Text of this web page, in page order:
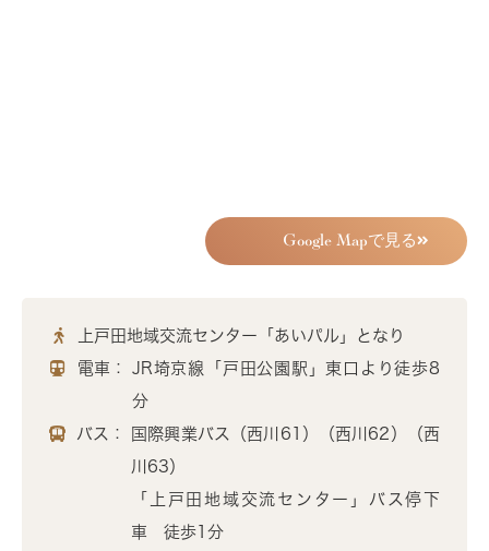
Google Mapで見る
上戸田地域交流センター「あいパル」となり
電車：
JR埼京線「戸田公園駅」東口より徒歩8
分
バス：
国際興業バス（西川61）（西川62）（西
川63）
「上戸田地域交流センター」バス停下
車 徒歩1分